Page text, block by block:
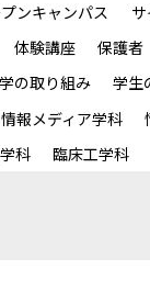
ンキャンパス
体験講座 保護者
の取り組み 学生
情報メディア学科
科 臨床工学科